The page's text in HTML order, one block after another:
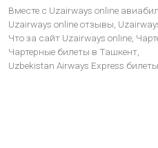
Вместе с Uzairways online
Uzairways online отзывы,
Что за сайт Uzairways online,
Чартерные билеты в Ташкент,
Uzbekistan Airways Express